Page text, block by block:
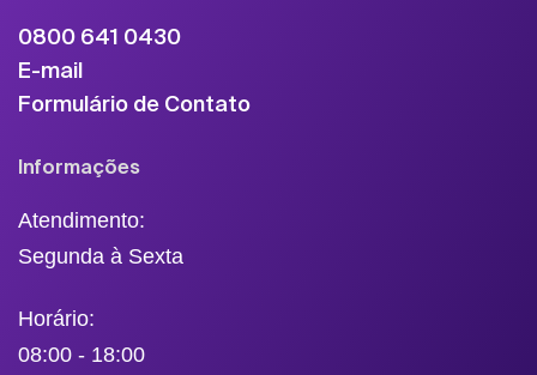
0800 641 0430
E-mail
Formulário de Contato
Informações
Atendimento:
Segunda à Sexta
Horário:
08:00 - 18:00